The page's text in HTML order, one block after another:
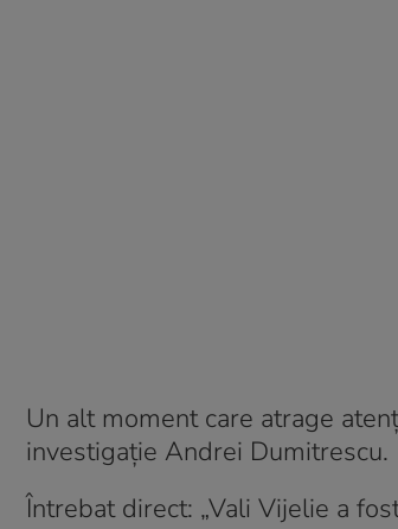
Un alt moment care atrage
investigație Andrei Dumitrescu.
Întrebat direct: „Vali Vijelie a